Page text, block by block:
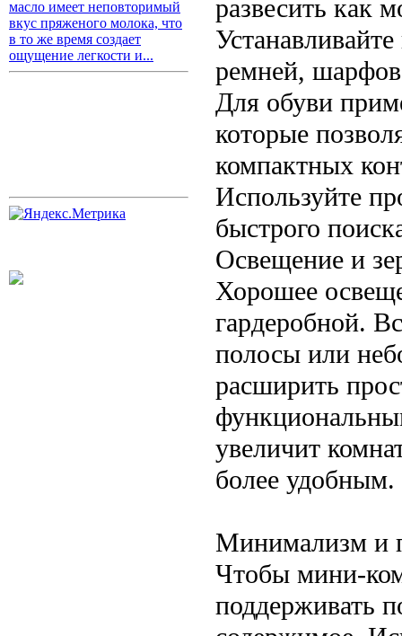
масло имеет неповторимый
вкус пряженого молока, что
в то же время создает
ощущение легкости и...
развесить как
ремней,
Для обуви
которые
компактных
Используйте
быстрого
Освещение и
Хорошее
гардеробной.
полосы или
расширить
увеличит
более удобным.
Минимализм и
Чтобы мини-
поддерживать